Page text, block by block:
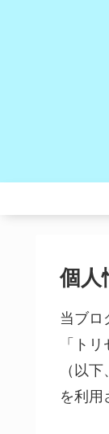
個人
当ブロ
「ト
（以
を利用